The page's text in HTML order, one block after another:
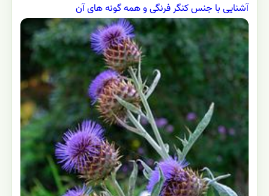
آشنایی با جنس کنگر فرنگی و همه گونه های آن